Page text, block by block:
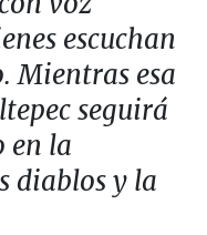
escuchan
Mientras esa
seguirá
en la
diablos y la